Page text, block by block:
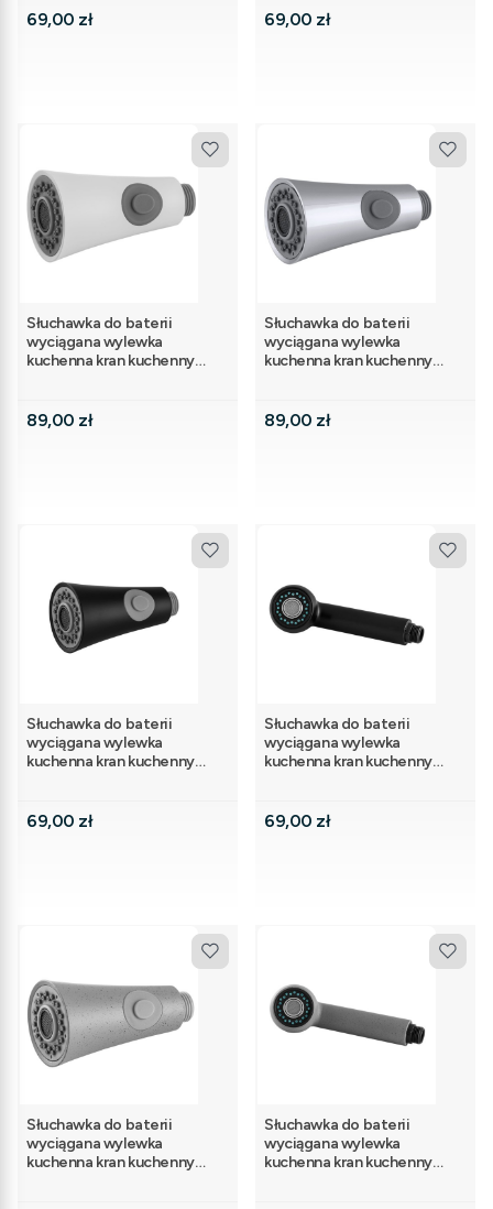
Cena
69,00 zł Cena
69,00 zł
Słuchawka do baterii
wyciągana wylewka
kuchenna kran kuchenny
Cena
89,00 zł
Słuchawka do baterii
wyciągana wylewka
kuchenna kran kuchenny
Cena
89,00 zł
Słuchawka do baterii
wyciągana wylewka
kuchenna kran kuchenny
Cena
69,00 zł
Słuchawka do baterii
wyciągana wylewka
kuchenna kran kuchenny
Cena
69,00 zł
Słuchawka do baterii
wyciągana wylewka
kuchenna kran kuchenny
Słuchawka do baterii
wyciągana wylewka
kuchenna kran kuchenny